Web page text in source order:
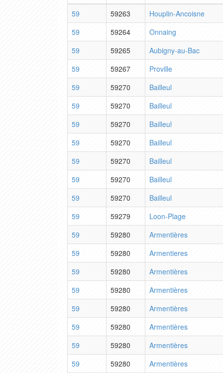
59
59263
Houplin-Ancoisne
59
59264
Onnaing
59
59265
Aubigny-au-Bac
59
59267
Proville
59
59270
Bailleul
59
59270
Bailleul
59
59270
Bailleul
59
59270
Bailleul
59
59270
Bailleul
59
59270
Bailleul
59
59270
Bailleul
59
59279
Loon-Plage
59
59280
Armentières
59
59280
Armentieres
59
59280
Armentières
59
59280
Armentières
59
59280
Armentières
59
59280
Armentières
59
59280
Armentières
59
59280 Armentières